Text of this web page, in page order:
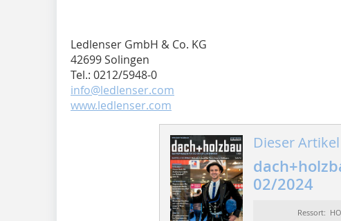
Ledlenser GmbH & Co. KG
42699 Solingen
Tel.: 0212/5948-0
info@ledlenser.com
www.ledlenser.com
Dieser
02/2024
Ressort: